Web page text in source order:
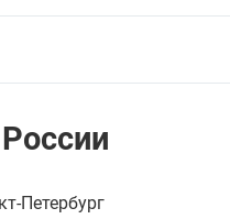
Петербург